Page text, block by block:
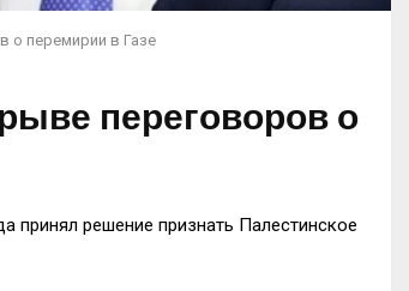
о перемирии в Газе
переговоров о
принял решение признать Палестинское